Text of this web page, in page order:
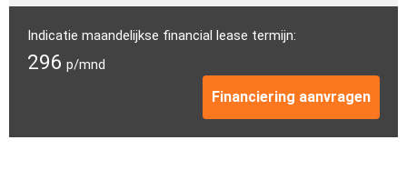
Indicatie maandelijkse financial lease termijn:
296 p/mnd
Financiering aanvragen